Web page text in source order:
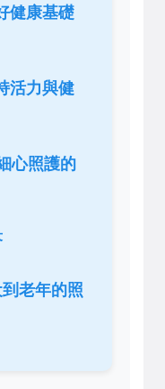
健康基礎
活力與健
心照護的
老年的照